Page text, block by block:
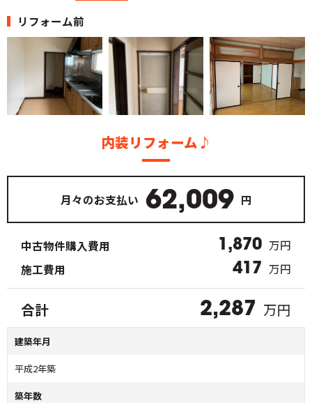
リフォーム前
内装リフォーム♪
月々のお支払い 62,009 円
中古物件購入費用 1,870 万円
施工費用
417 万円
合計 2,287 万円
建築年月
平成2年築
築年数